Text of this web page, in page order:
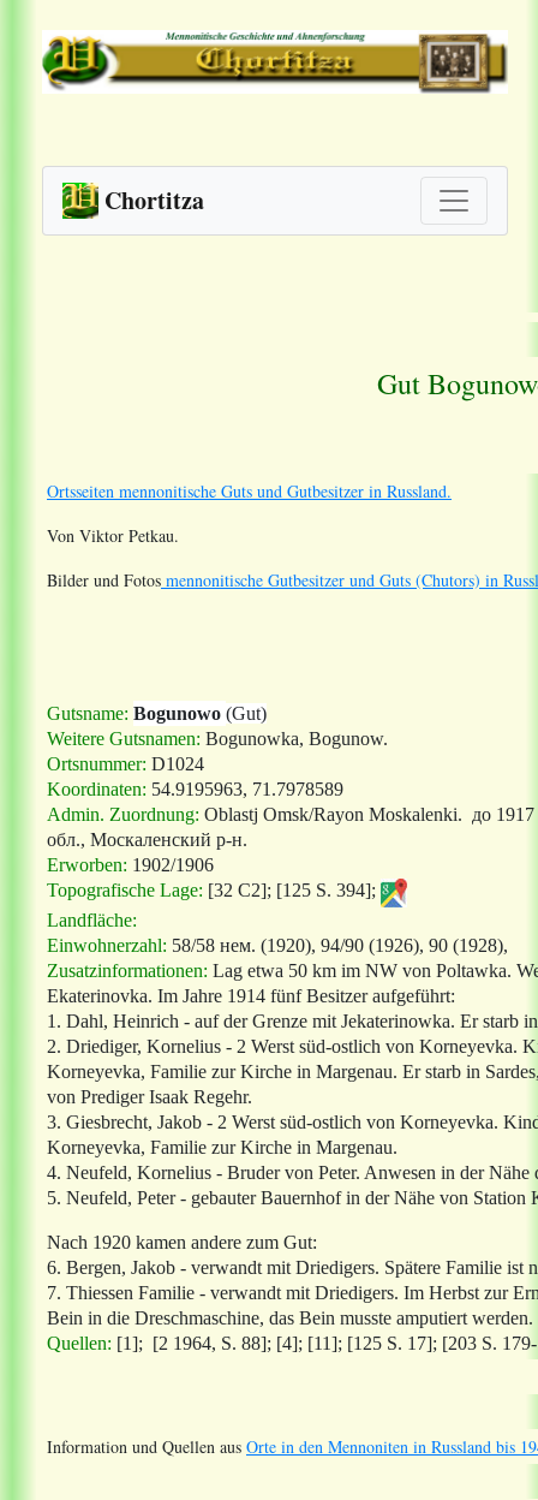
Chortitza
Gut
Ortsseiten mennonitische Guts und Gutbesitzer in Russland.
Von Viktor Petkau.
Bilder und Fotos mennonitische Gutbesitzer und Guts (Chutors) in
Gutsname: Bogunowo (Gut)
Weitere Gutsnamen: Bogunowka, Bogunow.
Ortsnummer: D1024
Koordinaten: 54.9195963, 71.7978589
Admin. Zuordnung: Oblastj Omsk/Rayon Moskalenki. до
обл., Москаленский р-н.
Erworben: 1902/1906
Topografische Lage: [32 C2]; [125 S. 394];
Landfläche:
Einwohnerzahl: 58/58 нем. (1920), 94/90 (1926), 90 (1928),
Zusatzinformationen: Lag etwa 50 km im NW von Poltawka.
Ekaterinovka. Im Jahre 1914 fünf Besitzer aufgeführt:
1. Dahl, Heinrich - auf der Grenze mit Jekaterinowka. Er starb
2. Driediger, Kornelius - 2 Werst süd-ostlich von Korneyevka.
Korneyevka, Familie zur Kirche in Margenau. Er starb in
von Prediger Isaak Regehr.
3. Giesbrecht, Jakob - 2 Werst süd-ostlich von Korneyevka.
Korneyevka, Familie zur Kirche in Margenau.
4. Neufeld, Kornelius - Bruder von Peter. Anwesen in der
5. Neufeld, Peter - gebauter Bauernhof in der Nähe von
Nach 1920 kamen andere zum Gut:
6. Bergen, Jakob - verwandt mit Driedigers. Spätere Familie ist
7. Thiessen Familie - verwandt mit Driedigers. Im Herbst zur
Bein in die Dreschmaschine, das Bein musste amputiert werden.
Quellen: [1]; [2 1964, S. 88]; [4]; [11]; [125 S. 17]; [203 S.
Information und Quellen aus Orte in den Mennoniten in Russland bis